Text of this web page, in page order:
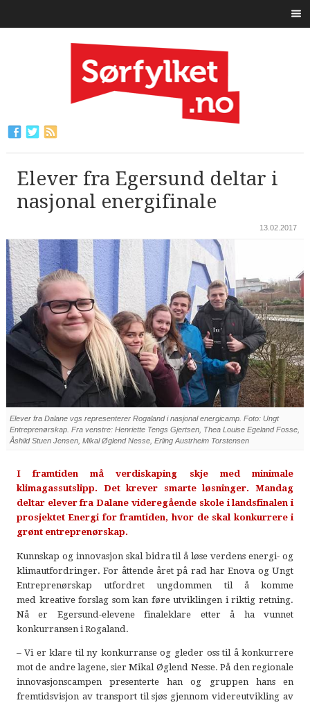
Elever fra Egersund deltar i
nasjonal energifinale
13.02.2017
Elever fra Dalane vgs representerer Rogaland i nasjonal energicamp. Foto: Ungt
Entreprenørskap. Fra venstre: Henriette Tengs Gjertsen, Thea Louise Egeland Fosse,
Åshild Stuen Jensen, Mikal Øglend Nesse, Erling Austrheim Torstensen
I framtiden må verdiskaping skje med minimale
klimagassutslipp. Det krever smarte løsninger. Mandag
deltar elever fra Dalane videregående skole i landsfinalen i
prosjektet Energi for framtiden, hvor de skal konkurrere i
grønt entreprenørskap.
Kunnskap og innovasjon skal bidra til å løse verdens energi- og
klimautfordringer. For åttende året på rad har Enova og Ungt
Entreprenørskap utfordret ungdommen til å komme
med kreative forslag som kan føre utviklingen i riktig retning.
Nå er Egersund-elevene finaleklare etter å ha vunnet
konkurransen i Rogaland.
– Vi er klare til ny konkurranse og gleder oss til å konkurrere
mot de andre lagene, sier Mikal Øglend Nesse. På den regionale
innovasjonscampen presenterte han og gruppen hans en
fremtidsvisjon av transport til sjøs gjennom videreutvikling av